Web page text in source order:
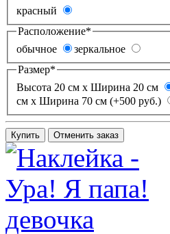
красный
Расположение*
обычное
зеркальное
Размер*
Высота 20 см х Ширина 20 см
см х Ширина 70 см (+500 руб.)